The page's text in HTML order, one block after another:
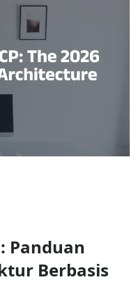
Panduan
Berbasis